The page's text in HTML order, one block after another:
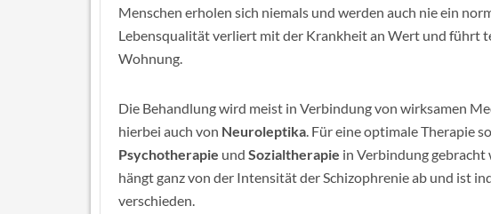
Menschen erholen sich niemals und werden auch nie ein
Lebensqualität verliert mit der Krankheit an Wert und führt
Wohnung.
Die Behandlung wird meist in Verbindung von wirksamen
hierbei auch von Neuroleptika. Für eine optimale Therapie
Psychotherapie und Sozialtherapie in Verbindung gebracht
hängt ganz von der Intensität der Schizophrenie ab und ist
verschieden.